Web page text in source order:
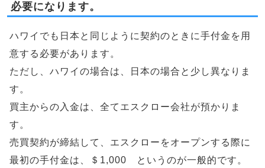
必要になります。
ハワイでも日本と同じように契約のときに手付金を用
意する必要があります。
ただし、ハワイの場合は、日本の場合と少し異なりま
す。
買主からの入金は、全てエスクロー会社が預かりま
す。
売買契約が締結して、エスクローをオープンする際に
最初の手付金は、＄1,000 というのが一般的です。